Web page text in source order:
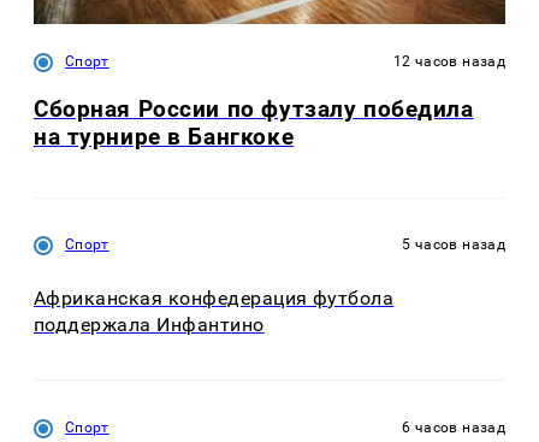
Спорт 12 часов назад
Сборная России по футзалу победила
на турнире в Бангкоке
Спорт 5 часов назад
Африканская конфедерация футбола
поддержала Инфантино
Спорт 6 часов назад